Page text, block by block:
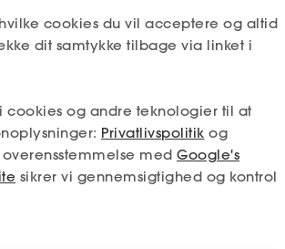
dig
selvstændig
del af de selvstændige, der
selvstændige, er
imidlertid af en
cookies du vil acceptere og altid
dit samtykke tilbage via linket i
cookies og andre teknologier til at
Privatlivspolitik og
overensstemmelse med Google's
sikrer vi gennemsigtighed og kontrol